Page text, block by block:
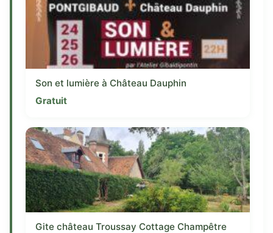
Son et lumière à Château Dauphin
Gratuit
Gite château Troussay Cottage Champêtre